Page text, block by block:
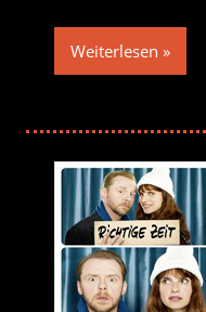
Weiterlesen